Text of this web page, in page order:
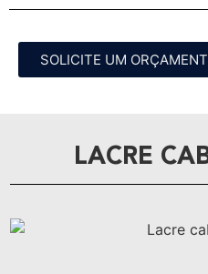
SOLICITE UM
LACRE